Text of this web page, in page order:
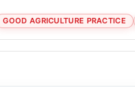
GOOD AGRICULTURE PRACTICE